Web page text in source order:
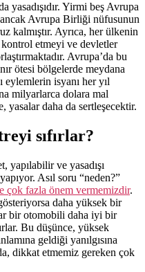
yasadışıdır. Yirmi beş Avrupa
ancak Avrupa Birliği nüfusunun
kalmıştır. Ayrıca, her ülkenin
kontrol etmeyi ve devletler
Avrupa’da bu
ötesi bölgelerde meydana
eylemlerin isyanı her yıl
milyarlarca dolara mal
yasalar daha da sertleşecektir.
sıfırlar?
ve yasadışı
Asıl soru “neden?”
çok fazla önem vermemizdir.
daha yüksek bir
bir otomobili daha iyi bir
Bu düşünce, yüksek
geldiği yanılgısına
dikkat etmemiz gereken çok